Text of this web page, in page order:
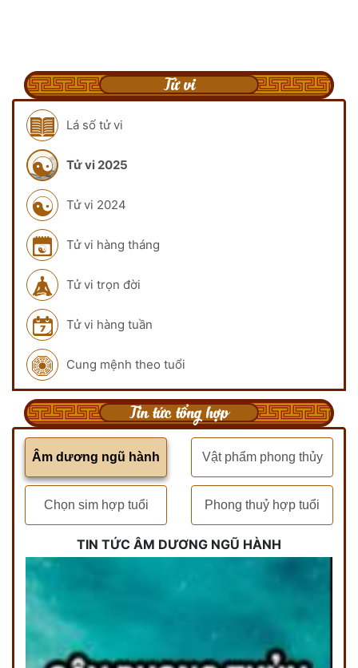
Tử vi
Lá số tử vi
Tử vi 2025
Tử vi 2024
Tử vi hàng tháng
Tử vi trọn đời
Tử vi hàng tuần
Cung mệnh theo tuổi
Tin tức tổng hợp
Âm dương ngũ hành Vật phẩm phong thủy
Chọn sim hợp tuổi Phong thuỷ hợp tuổi
TIN TỨC ÂM DƯƠNG NGŨ HÀNH